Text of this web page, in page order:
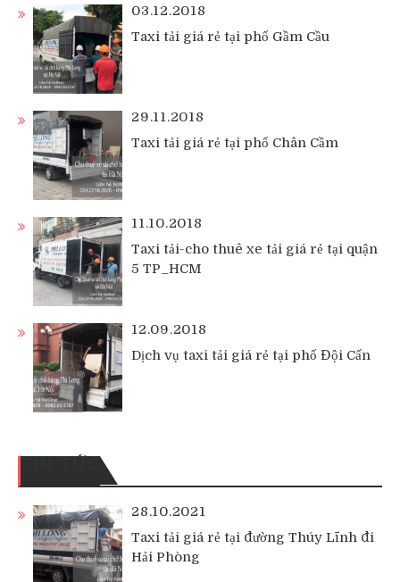
03.12.2018
Taxi tải giá rẻ tại phố Gầm Cầu
29.11.2018
Taxi tải giá rẻ tại phố Chân Cầm
11.10.2018
Taxi tải-cho thuê xe tải giá rẻ tại quận
5 TP_HCM
12.09.2018
Dịch vụ taxi tải giá rẻ tại phố Đội Cấn
TIN TỨC
28.10.2021
Taxi tải giá rẻ tại đường Thúy Lĩnh đi
Hải Phòng